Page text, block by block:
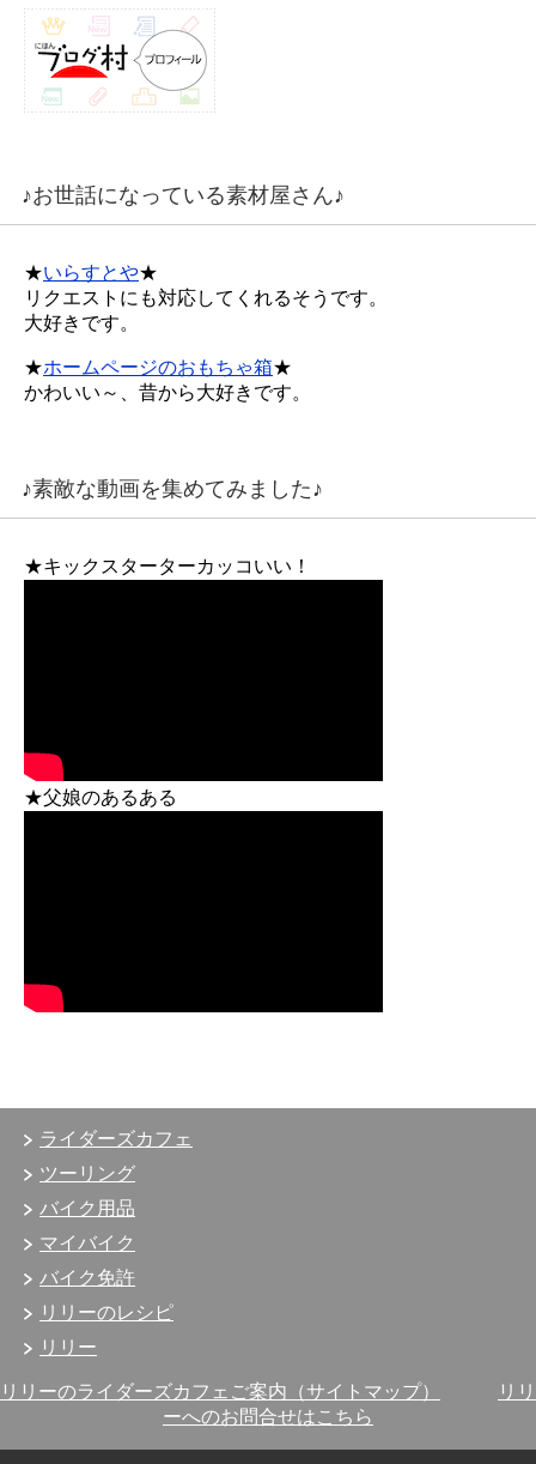
♪お世話になっている素材屋さん♪
★いらすとや★
リクエストにも対応してくれるそうです。
大好きです。
★ホームページのおもちゃ箱★
かわいい～、昔から大好きです。
♪素敵な動画を集めてみました♪
★キックスターターカッコいい！
★父娘のあるある
ライダーズカフェ
ツーリング
バイク用品
マイバイク
バイク免許
リリーのレシピ
リリー
リリーのライダーズカフェご案内（サイトマップ）
リリ
ーへのお問合せはこちら